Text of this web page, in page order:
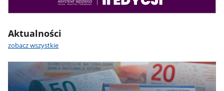
Aktualności
zobacz wszystkie